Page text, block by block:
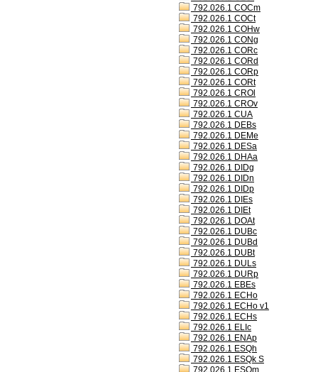
792.026.1 COCm
792.026.1 COCt
792.026.1 COHw
792.026.1 CONg
792.026.1 CORc
792.026.1 CORd
792.026.1 CORp
792.026.1 CORt
792.026.1 CROl
792.026.1 CROv
792.026.1 CUA
792.026.1 DEBs
792.026.1 DEMe
792.026.1 DESa
792.026.1 DHAa
792.026.1 DIDg
792.026.1 DIDn
792.026.1 DIDp
792.026.1 DIEs
792.026.1 DIEt
792.026.1 DOAt
792.026.1 DUBc
792.026.1 DUBd
792.026.1 DUBt
792.026.1 DULs
792.026.1 DURp
792.026.1 EBEs
792.026.1 ECHo
792.026.1 ECHo v1
792.026.1 ECHs
792.026.1 ELIc
792.026.1 ENAp
792.026.1 ESQh
792.026.1 ESQk S
792.026.1 ESQm